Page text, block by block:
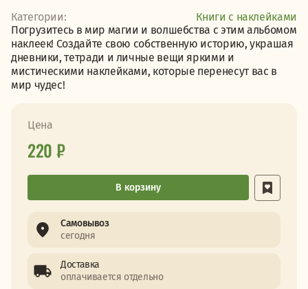
Категории:
Книги с наклейками
Погрузитесь в мир магии и волшебства с этим альбомом
наклеек! Создайте свою собственную историю, украшая
дневники, тетради и личные вещи яркими и
мистическими наклейками, которые перенесут вас в
мир чудес!
Цена
220 ₽
В корзину
Самовывоз
сегодня
Доставка
оплачивается отдельно